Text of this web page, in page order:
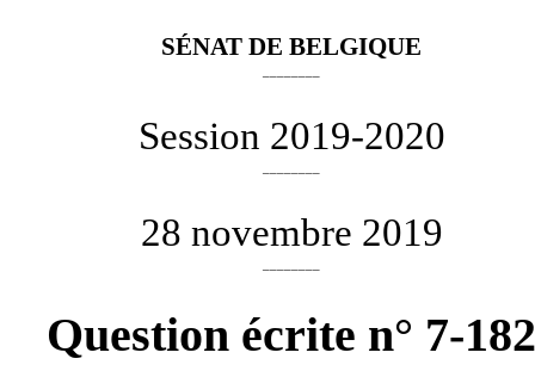
SÉNAT DE BELGIQUE
Session 2019-2020
28 novembre 2019
Question écrite n° 7-